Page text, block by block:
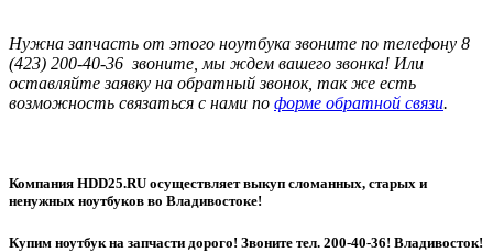
Нужна запчасть от этого ноутбука звоните по телефону 8
(423) 200-40-36 звоните, мы ждем вашего звонка! Или
оставляйте заявку на обратный звонок, так же есть
возможность связаться с нами по форме обратной связи.
Компания HDD25.RU осуществляет выкуп сломанных, старых и
ненужных ноутбуков во Владивостоке!
Купим ноутбук на запчасти дорого! Звоните тел. 200-40-36! Владивосток!